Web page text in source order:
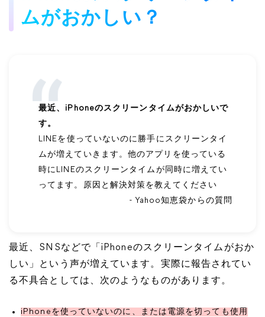
ムがおかしい？
最近、iPhoneのスクリーンタイムがおかしいで
す。
LINEを使っていないのに勝手にスクリーンタイ
ムが増えていきます。他のアプリを使っている
時にLINEのスクリーンタイムが同時に増えてい
ってます。原因と解決対策を教えてください
- Yahoo知恵袋からの質問
最近、SNSなどで「iPhoneのスクリーンタイムがおか
しい」という声が増えています。実際に報告されてい
る不具合としては、次のようなものがあります。
iPhoneを使っていないのに、または電源を切っても使用